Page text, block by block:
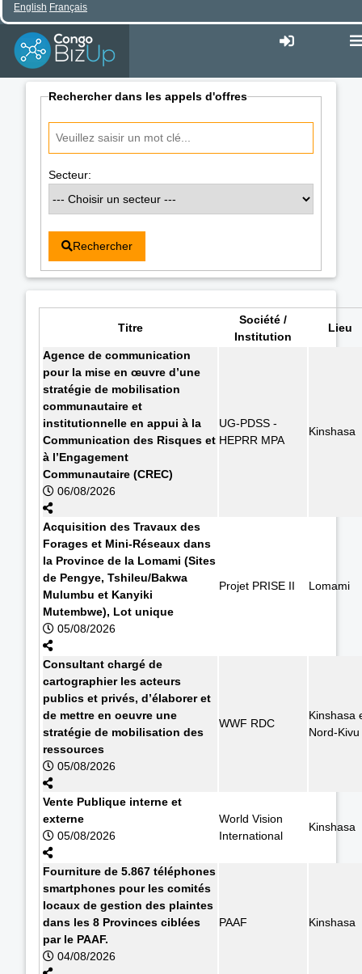
English Français
Rechercher dans les appels d'offres
Secteur:
Rechercher
Titre
Société /
Institution
Lieu
Agence de communication
pour la mise en œuvre d’une
stratégie de mobilisation
communautaire et
institutionnelle en appui à la
Communication des Risques et
à l’Engagement
Communautaire (CREC)
06/08/2026
UG-PDSS -
HEPRR MPA
Kinshasa
Acquisition des Travaux des
Forages et Mini-Réseaux dans
la Province de la Lomami (Sites
de Pengye, Tshileu/Bakwa
Mulumbu et Kanyiki
Mutembwe), Lot unique
05/08/2026
Projet PRISE II Lomami
Consultant chargé de
cartographier les acteurs
publics et privés, d’élaborer et
de mettre en oeuvre une
stratégie de mobilisation des
ressources
05/08/2026
WWF RDC
Kinshasa
Nord-Kivu
Vente Publique interne et
externe
05/08/2026
World Vision
International
Kinshasa
Fourniture de 5.867 téléphones
smartphones pour les comités
locaux de gestion des plaintes
dans les 8 Provinces ciblées
par le PAAF.
04/08/2026
PAAF Kinshasa